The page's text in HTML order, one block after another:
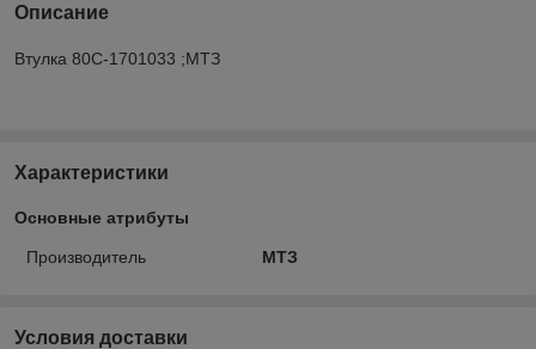
Описание
Втулка 80С-1701033 ;МТЗ
Характеристики
Основные атрибуты
Производитель МТЗ
Условия доставки